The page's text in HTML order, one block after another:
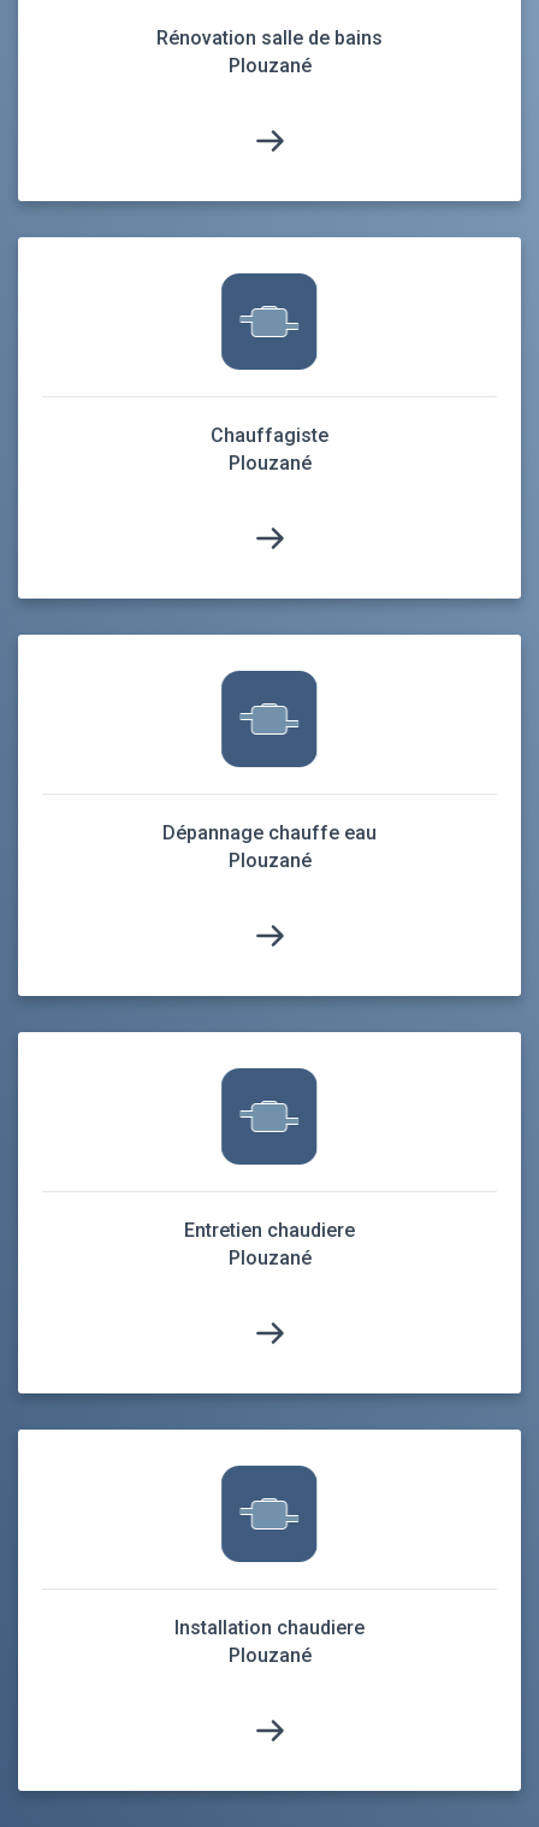
Rénovation salle de bains
Plouzané
Chauffagiste
Plouzané
Dépannage chauffe eau
Plouzané
Entretien chaudiere
Plouzané
Installation chaudiere
Plouzané